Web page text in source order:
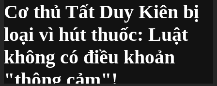
Cơ thủ Tất Duy Kiên bị
loại vì hút thuốc: Luật
không có điều khoản
"thông cảm"!